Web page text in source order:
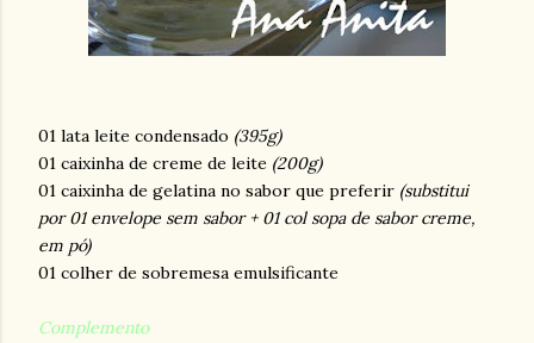
01 lata leite condensado (395g)
01 caixinha de creme de leite (200g)
01 caixinha de gelatina no sabor que preferir (substitui
por 01 envelope sem sabor + 01 col sopa de sabor creme,
em pó)
01 colher de sobremesa emulsificante
Complemento